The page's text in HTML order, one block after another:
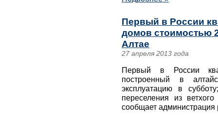
Первый в России
домов стоимостью
Алтае
27 апреля 2013 года
Первый в России
построенный в
эксплуатацию в
переселения из
сообщает администрация